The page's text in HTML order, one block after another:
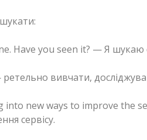
Have you seen it? — Я шукаю
вивчати,
into new ways to improve the
сервісу.